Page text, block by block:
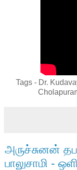
Tags - Dr.
அருச்சுனன்
பாலுசாமி -